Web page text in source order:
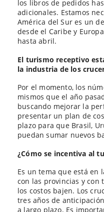
los libros de pedidos
adicionales. Estamos
América del Sur es un
desde el Caribe y
hasta abril.
El turismo receptivo
la industria de los
Por el momento, los
mismos que el año
buscando mejorar la
presentar un plan de
plazo para que Brasil,
puedan sumar nuevos
¿Cómo se incentiva al
Es un tema que está en
con las provincias y con
los costos bajen. Los
tres años de
a largo plazo. Es